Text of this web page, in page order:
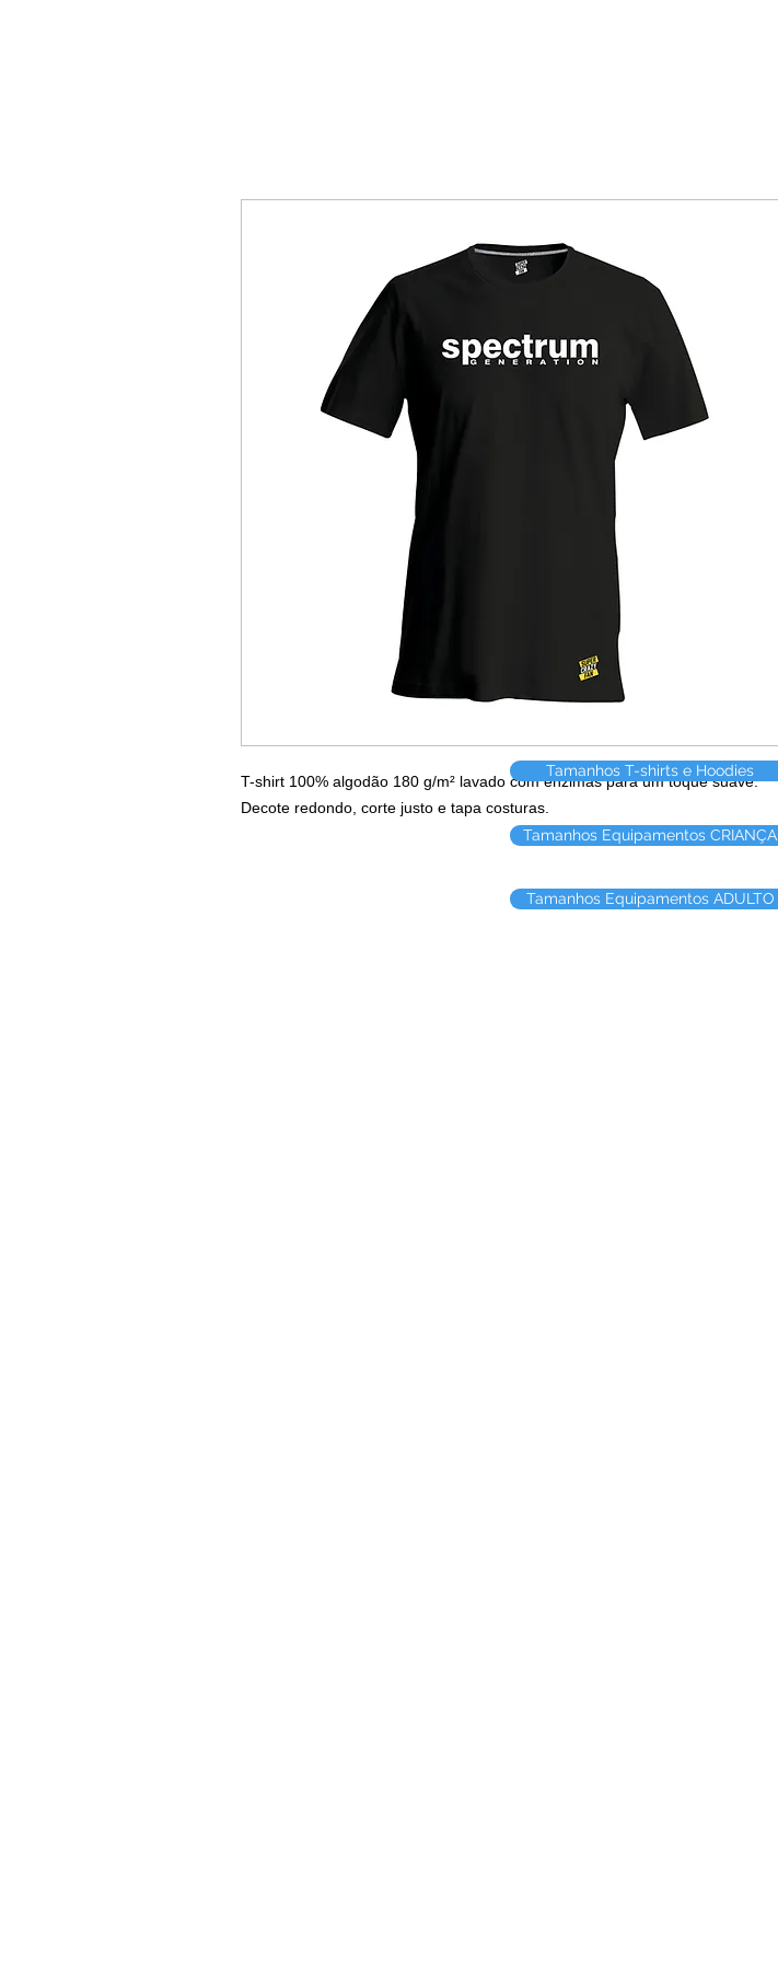
T-shirt 100% algodão 180 g/m² lavado com enzimas para um toque suave.
Decote redondo, corte justo e tapa costuras.
Tamanhos T-shirts e Hoodies
Tamanhos Equipamentos CRIANÇA
Tamanhos Equipamentos ADULTO